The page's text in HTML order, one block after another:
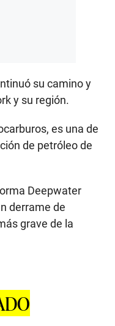
su camino y
y su región.
es una de
de petróleo de
Deepwater
derrame de
grave de la